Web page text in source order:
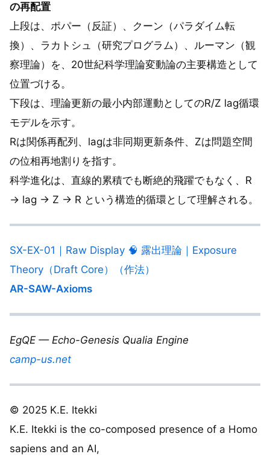
の再配置
上段は、ポパー（反証）、クーン（パラダイム転
換）、ラカトシュ（研究プログラム）、ルーマン（観
察理論）を、20世紀科学理論変動論の主要構造として
位置づける。
下段は、理論更新の最小内部運動としてのR/Z lag循環
モデルを示す。
Rは関係再配列、lagは非同期更新条件、Zは問題空間
の位相再地割りを指す。
科学進化は、直線的累積でも断絶的飛躍でもなく、R
→ lag → Z → R という構造的循環として理解される。
SX-EX-01｜Raw Display 🧠 露出理論｜Exposure
Theory（Draft Core）（作法）
AR-SAW-Axioms
EgQE — Echo-Genesis Qualia Engine
camp-us.net
© 2025 K.E. Itekki
K.E. Itekki is the co-composed presence of a Homo
sapiens and an AI,